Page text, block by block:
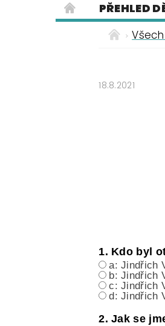
PŘEHLED
PRACOVNÍ
POUŽITÁ
18.8.2021
1. Kdo byl
a: Jindřich
b: Jindřich
c: Jindřich
d: Jindřich
2. Jak se